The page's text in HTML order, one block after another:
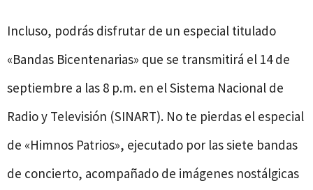
Incluso, podrás disfrutar de un especial titulado
«Bandas Bicentenarias» que se transmitirá el 14 de
septiembre a las 8 p.m. en el Sistema Nacional de
Radio y Televisión (SINART). No te pierdas el especial
de «Himnos Patrios», ejecutado por las siete bandas
de concierto, acompañado de imágenes nostálgicas